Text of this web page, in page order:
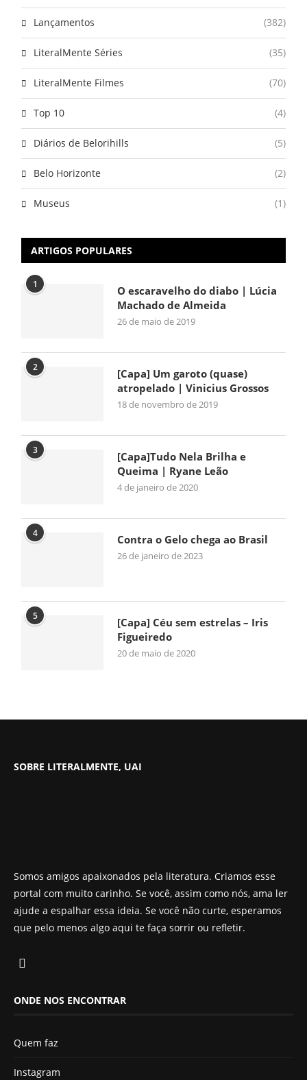
Lançamentos (382)
LiteralMente Séries (35)
LiteralMente Filmes (70)
Top 10 (4)
Diários de Belorihills (5)
Belo Horizonte (2)
Museus (1)
ARTIGOS POPULARES
1
O escaravelho do diabo | Lúcia
Machado de Almeida
26 de maio de 2019
2
[Capa] Um garoto (quase)
atropelado | Vinicius Grossos
18 de novembro de 2019
3
[Capa]Tudo Nela Brilha e
Queima | Ryane Leão
4 de janeiro de 2020
4 Contra o Gelo chega ao Brasil
26 de janeiro de 2023
5
[Capa] Céu sem estrelas – Iris
Figueiredo
20 de maio de 2020
SOBRE LITERALMENTE, UAI
Somos amigos apaixonados pela literatura. Criamos esse
portal com muito carinho. Se você, assim como nós, ama ler
ajude a espalhar essa ideia. Se você não curte, esperamos
que pelo menos algo aqui te faça sorrir ou refletir.
ONDE NOS ENCONTRAR
Quem faz
Instagram